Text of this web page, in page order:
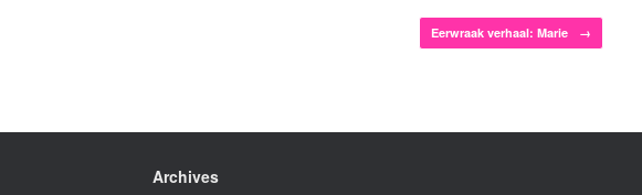
Eerwraak verhaal: Marie →
Archives